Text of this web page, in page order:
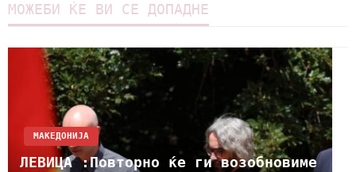
МОЖЕБИ ЌЕ ВИ СЕ ДОПАДНЕ
МАКЕДОНИЈА
ЛЕВИЦА :Повторно ќе ги возобновиме